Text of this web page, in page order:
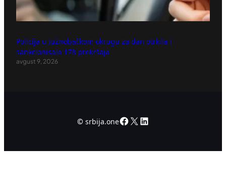
Policija u Južnobačkom okrugu za dan otrkila i
sankcionisala 178 prekršaja
avgust 9, 2026
© srbija.oneFacebook
X LinkedIn